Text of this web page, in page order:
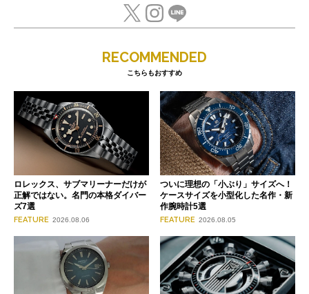
RECOMMENDED
こちらもおすすめ
ロレックス、サブマリーナーだけが
正解ではない。名門の本格ダイバー
ズ7選
FEATURE 2026.08.06
ついに理想の「小ぶり」サイズへ！
ケースサイズを小型化した名作・新
作腕時計5選
FEATURE 2026.08.05